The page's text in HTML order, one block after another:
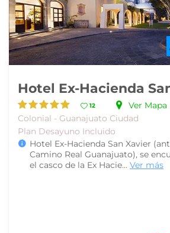
Hotel Ex-Hacienda
12
Ver Mapa
Colonial - Guanajuato Ciudad
Plan Desayuno Incluido
Hotel Ex-Hacienda San Xavier
Camino Real Guanajuato), se
el casco de la Ex Hacie... Ver más